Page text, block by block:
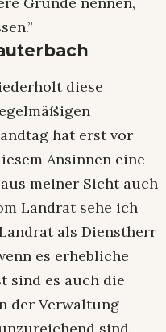
diese
hat erst vor
Ansinnen eine
meiner Sicht auch
Landrat sehe ich
als Dienstherr
es erhebliche
sind es auch die
der Verwaltung